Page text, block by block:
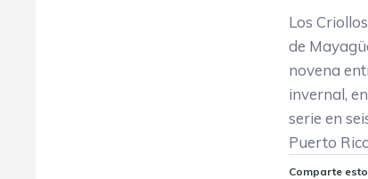
Los
de
novena
invernal,
serie en
Puerto
Comparte